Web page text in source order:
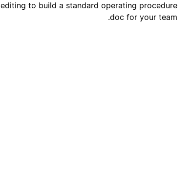
editing to build a standard operating procedure
doc for your team.